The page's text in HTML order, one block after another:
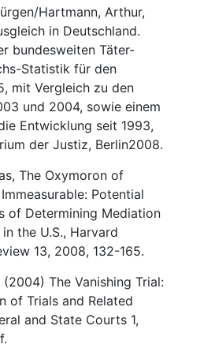
Hartmann, Arthur,
in Deutschland.
bundesweiten Täter-
Statistik für den
mit Vergleich zu den
und 2004, sowie einem
Entwicklung seit 1993,
der Justiz, Berlin2008.
The Oxymoron of
Potential
of Determining Mediation
the U.S., Harvard
13, 2008, 132-165.
(2004) The Vanishing Trial:
of Trials and Related
and State Courts 1,